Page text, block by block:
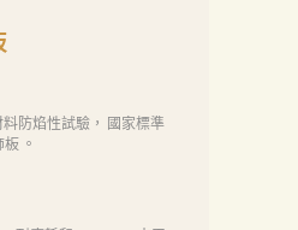
料防焰性試驗， 國家標準
。